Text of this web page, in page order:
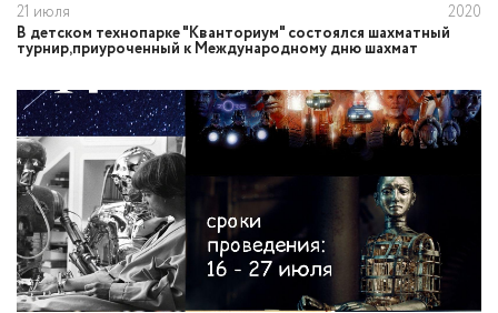
21 июля
2020
В детском технопарке "Кванториум" состоялся шахматный
турнир,приуроченный к Международному дню шахмат